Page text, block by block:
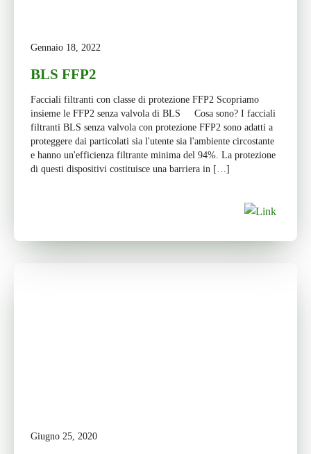
Gennaio 18, 2022
BLS FFP2
Facciali filtranti con classe di protezione FFP2 Scopriamo
insieme le FFP2 senza valvola di BLS Cosa sono? I facciali
filtranti BLS senza valvola con protezione FFP2 sono adatti a
proteggere dai particolati sia l'utente sia l'ambiente circostante
e hanno un'efficienza filtrante minima del 94%. La protezione
di questi dispositivi costituisce una barriera in […]
Giugno 25, 2020